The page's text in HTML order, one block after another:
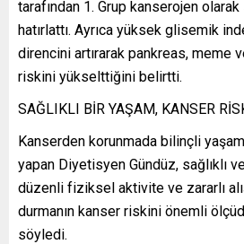
tarafından 1. Grup kanserojen olarak
hatırlattı. Ayrıca yüksek glisemik
direncini artırarak pankreas, meme
riskini yükselttiğini belirtti.
SAĞLIKLI BİR YAŞAM, KANSER
Kanserden korunmada bilinçli
yapan Diyetisyen Gündüz, sağlıklı
düzenli fiziksel aktivite ve zararlı
durmanın kanser riskini önemli
söyledi.